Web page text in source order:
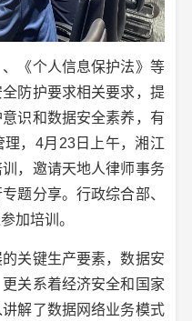
《个人信息保护法》等
防护要求相关要求，提
识和数据安全素养，有
，4月23日上午，湘江
，邀请天地人律师事务
题分享。行政综合部、
加培训。
关键生产要素，数据安
关系着经济安全和国家
解了数据网络业务模式